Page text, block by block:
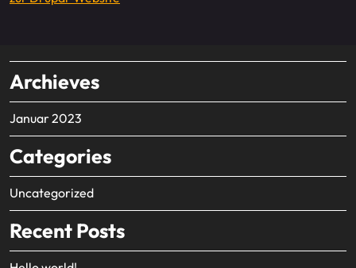
Archieves
Januar 2023
Categories
Uncategorized
Recent Posts